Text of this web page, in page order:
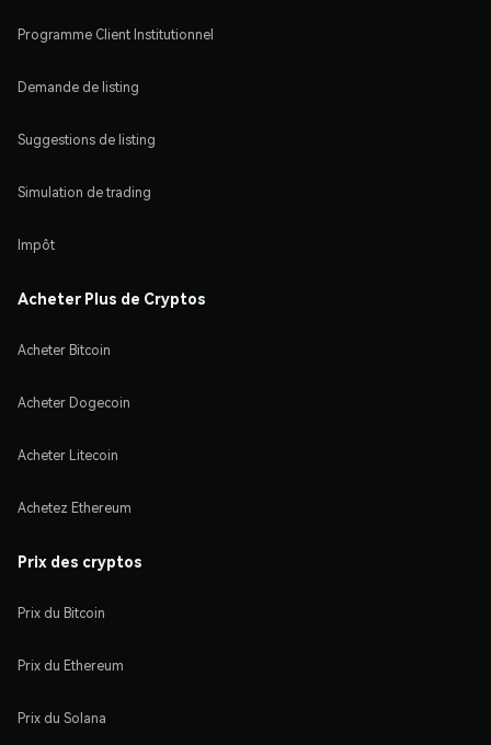
Programme Client Institutionnel
Demande de listing
Suggestions de listing
Simulation de trading
Impôt
Acheter Plus de Cryptos
Acheter Bitcoin
Acheter Dogecoin
Acheter Litecoin
Achetez Ethereum
Prix des cryptos
Prix du Bitcoin
Prix du Ethereum
Prix du Solana